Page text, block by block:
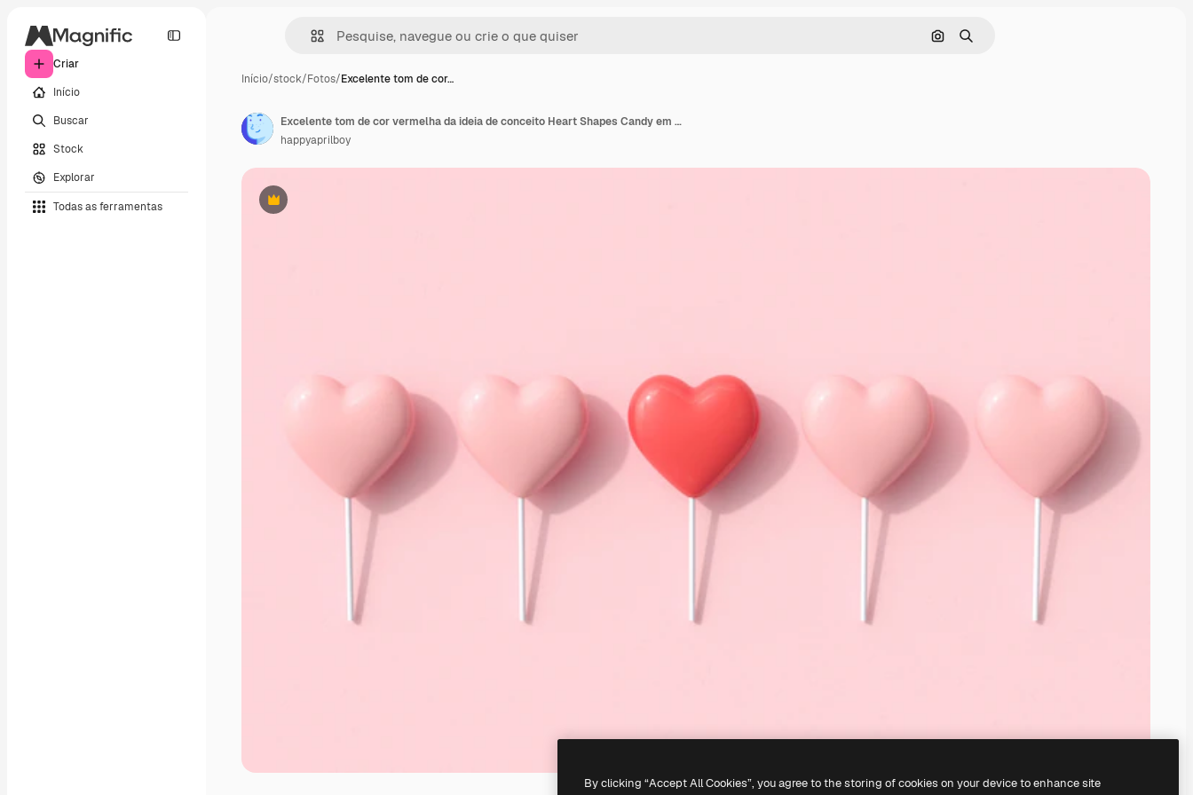
Criar
Início
Buscar
Stock
Explorar
Todas as ferramentas
Pesquisar por imagem
Buscar
Início/stock/Fotos/Excelente tom de cor…
Premium
Excelente tom de cor vermelha da ideia de conceito Heart Shapes Candy em fundo rosa. Renderização 3D. Valentine Concept Idea.
happyaprilboy
By clicking “Accept All Cookies”, you agree to the storing of cookies on your device to enhance site